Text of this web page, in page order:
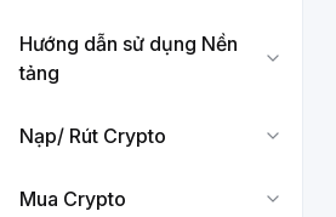
Hướng dẫn sử dụng Nền
tảng
Nạp/ Rút Crypto
Mua Crypto